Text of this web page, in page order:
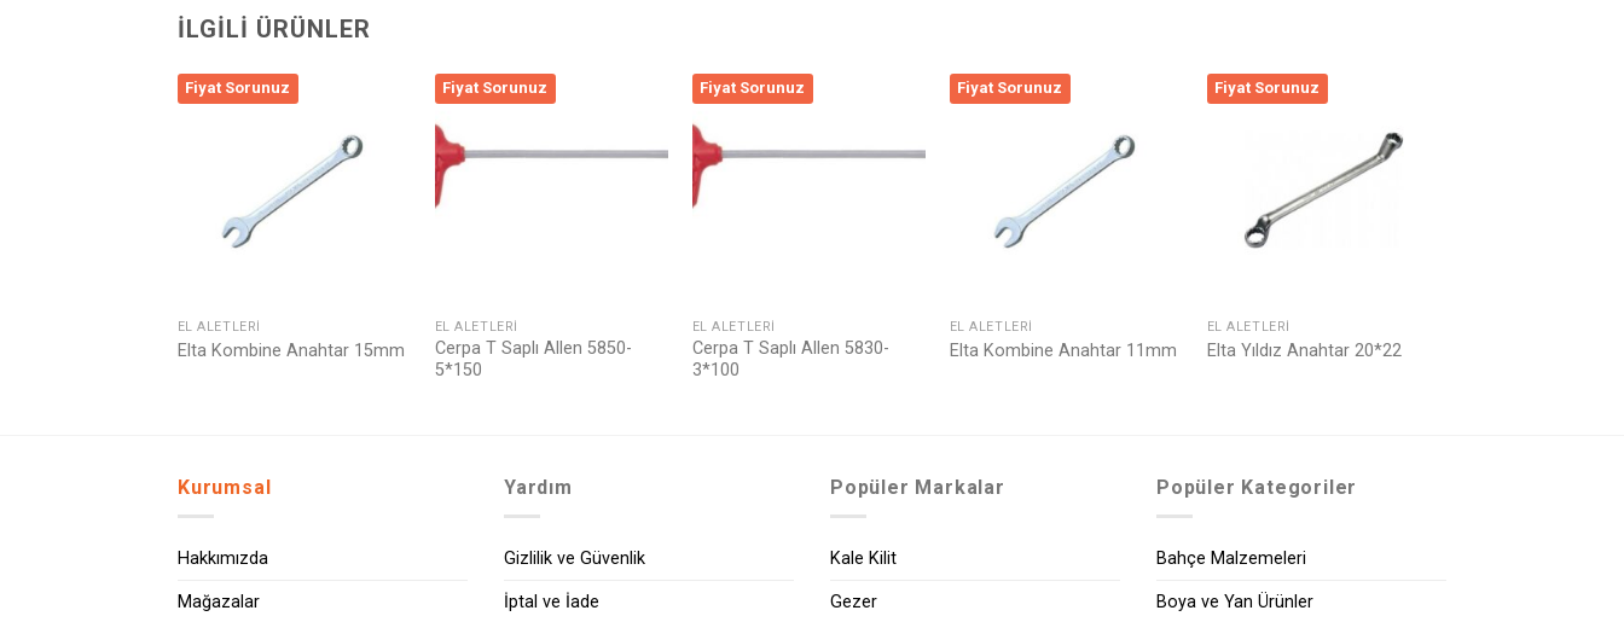
İLGILI ÜRÜNLER
Fiyat Sorunuz
Listeme
EL ALETLERI
Elta Kombine Anahtar 15mm
Fiyat Sorunuz
Listeme
EL ALETLERI
Cerpa T Saplı Allen 5850-
5*150
Fiyat Sorunuz
Listeme
EL ALETLERI
Cerpa T Saplı Allen 5830-
3*100
Fiyat Sorunuz
Listeme
EL ALETLERI
Elta Kombine Anahtar 11mm
Fiyat Sorunuz
Listeme
EL ALETLERI
Elta Yıldız Anahtar 20*22
Kurumsal
Hakkımızda
Mağazalar
Yardım
Gizlilik ve Güvenlik
İptal ve İade
Popüler Markalar
Kale Kilit
Gezer
Popüler Kategoriler
Bahçe Malzemeleri
Boya ve Yan Ürünler